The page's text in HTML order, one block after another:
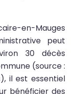
en-Mauges
peut
30 décès
(source :
il est essentiel
bénéficier des